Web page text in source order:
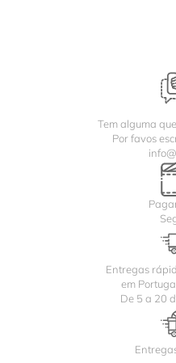
Tem alguma
Por favos
Entregas
em
De 5 a 20